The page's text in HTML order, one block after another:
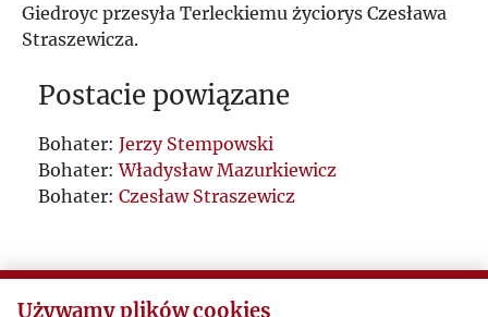
Giedroyc przesyła Terleckiemu życiorys Czesława
Straszewicza.
Postacie powiązane
Bohater: Jerzy Stempowski
Bohater:Władysław Mazurkiewicz
Bohater: Czesław Straszewicz
Używamy plików cookies